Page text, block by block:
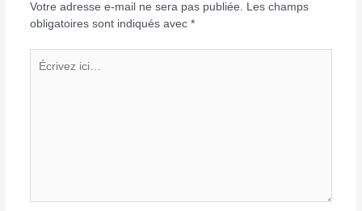
Votre adresse e-mail ne sera pas publiée. Les champs
obligatoires sont indiqués avec *
ici…